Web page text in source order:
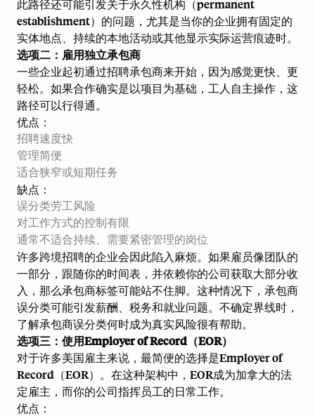
此路径还可能引发关于永久性机构（permanent
establishment）的问题，尤其是当你的企业拥有固定的
实体地点、持续的本地活动或其他显示实际运营痕迹时。
选项二：雇用独立承包商
一些企业起初通过招聘承包商来开始，因为感觉更快、更
轻松。如果合作确实是以项目为基础，工人自主操作，这
路径可以行得通。
优点：
招聘速度快
管理简便
适合狭窄或短期任务
缺点：
误分类劳工风险
对工作方式的控制有限
通常不适合持续、需要紧密管理的岗位
许多跨境招聘的企业会因此陷入麻烦。如果雇员像团队的
一部分，跟随你的时间表，并依赖你的公司获取大部分收
入，那么承包商标签可能站不住脚。这种情况下，承包商
误分类可能引发薪酬、税务和就业问题。不确定界线时，
了解承包商误分类何时成为真实风险很有帮助。
选项三：使用Employer of Record（EOR）
对于许多美国雇主来说，最简便的选择是Employer of
Record（EOR）。在这种架构中，EOR成为加拿大的法
定雇主，而你的公司指挥员工的日常工作。
优点：